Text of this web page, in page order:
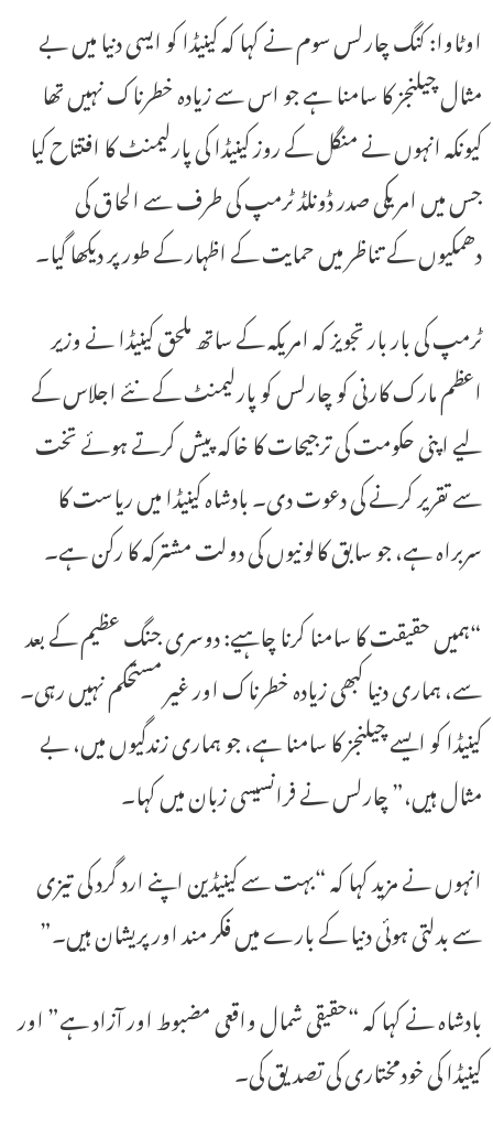
اوٹاوا: کنگ چارلس سوم نے کہا کہ کینیڈا کو ایسی دنیا میں بے
مثال چیلنجز کا سامنا ہے جو اس سے زیادہ خطرناک نہیں تھا
کیونکہ انہوں نے منگل کے روز کینیڈا کی پارلیمنٹ کا افتتاح کیا
جس میں امریکی صدر ڈونلڈ ٹرمپ کی طرف سے الحاق کی
دھمکیوں کے تناظر میں حمایت کے اظہار کے طور پر دیکھا گیا۔
ٹرمپ کی بار بار تجویز کہ امریکہ کے ساتھ ملحق کینیڈا نے وزیر
اعظم مارک کارنی کو چارلس کو پارلیمنٹ کے نئے اجلاس کے
لیے اپنی حکومت کی ترجیحات کا خاکہ پیش کرتے ہوئے تخت
سے تقریر کرنے کی دعوت دی۔ بادشاہ کینیڈا میں ریاست کا
سربراہ ہے، جو سابق کالونیوں کی دولت مشترکہ کا رکن ہے۔
“ہمیں حقیقت کا سامنا کرنا چاہیے: دوسری جنگ عظیم کے بعد
سے، ہماری دنیا کبھی زیادہ خطرناک اور غیر مستحکم نہیں رہی۔
کینیڈا کو ایسے چیلنجز کا سامنا ہے، جو ہماری زندگیوں میں، بے
مثال ہیں،” چارلس نے فرانسیسی زبان میں کہا۔
انہوں نے مزید کہا کہ “بہت سے کینیڈین اپنے ارد گرد کی تیزی
سے بدلتی ہوئی دنیا کے بارے میں فکر مند اور پریشان ہیں۔”
بادشاہ نے کہا کہ “حقیقی شمال واقعی مضبوط اور آزاد ہے” اور
کینیڈا کی خودمختاری کی تصدیق کی۔